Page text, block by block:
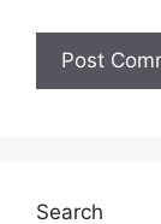
Search